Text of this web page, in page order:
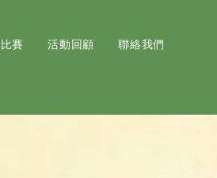
賽 活動回顧 聯絡我們